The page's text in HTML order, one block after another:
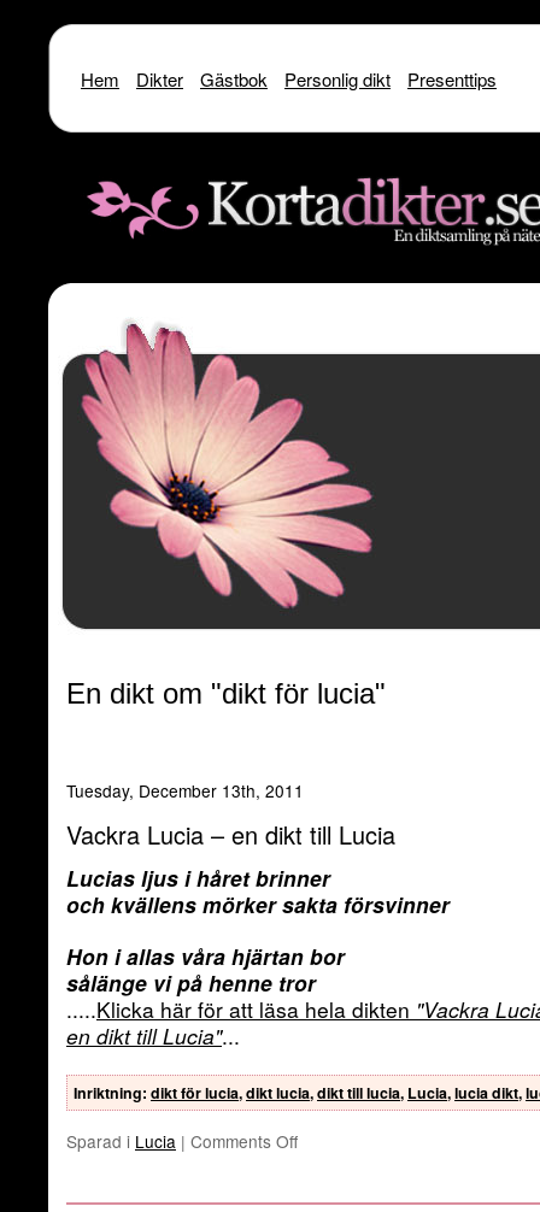
Warning: include() [function.include]: SSL operation failed with code 1. OpenSSL
Warning
Warning
: include(http://www.kortadikter.se/sms/inc.Shoutout.php) [
Warning : include() [ function.include
En dikt om "dikt för lucia"
Tuesday, December 13th, 2011
Vackra Lucia – en dikt till Lucia
Lucias ljus i håret brinner
och kvällens mörker sakta försvinner
Hon i allas våra hjärtan bor
sålänge vi på henne tror
.....Klicka här för att läsa hela dikten "Vackra
en dikt till Lucia"...
Inriktning: dikt för lucia,dikt lucia,dikt till lucia, Lucia,lucia dikt,
Sparad i Lucia | Comments Off
Hem Dikter Gästbok Personlig dikt Presenttips